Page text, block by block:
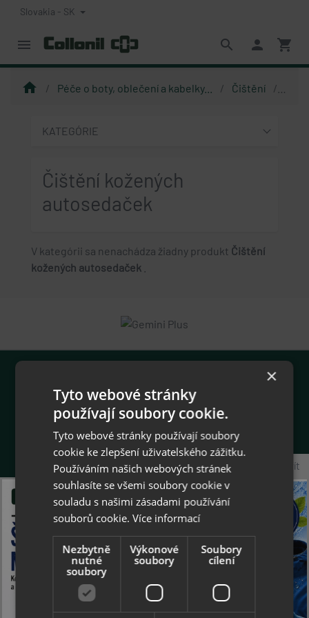
Slovakia - SK
menu search person shopping_cart
home Péče o boty, oblečení a kabelky... Čištění
KATEGÓRIE
Čištění kožených
autosedaček
V kategórii sa nenachádza žiadny produkt Čištění
kožených autosedaček
O firmě
Gemini Plus v.o.s.
Jarošovská 1162
377 01 Jindřichův Hradec
Společnost je zapsána v obchodním rejstříku
vedeném Krajským soudem v Českých
Budějovicích
oddíl A, vložka 2598
IČ: 60826720, DIČ: CZ60826720
+420 602 625 621
Po - Pá 8:00 - 15:00 hod.
Zavřít
×
Tyto webové stránky
používají soubory cookie.
Tyto webové stránky používají soubory
cookie ke zlepšení uživatelského zážitku.
Používáním našich webových stránek
souhlasíte se všemi soubory cookie v
souladu s našimi zásadami používání
souborů cookie. Více informací
Nezbytně
nutné
soubory
Výkonové
soubory
Soubory
cílení